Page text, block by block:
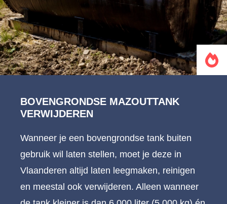
BOVENGRONDSE MAZOUTTANK
VERWIJDEREN
Wanneer je een bovengrondse tank buiten
gebruik wil laten stellen, moet je deze in
Vlaanderen altijd laten leegmaken, reinigen
en meestal ook verwijderen. Alleen wanneer